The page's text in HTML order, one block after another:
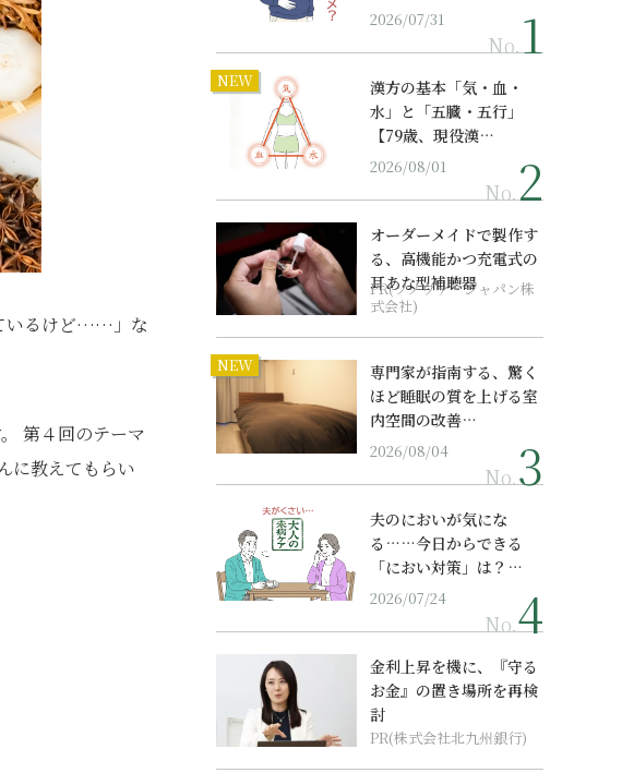
いるけど……」な
第４回のテーマ
に教えてもらい
2026/07/31
No.
NEW
漢方の基本「気・血・
水」と「五臓・五行」
【79歳、現役漢…
2026/08/01
No.
オーダーメイドで製作す
る、高機能かつ充電式の
耳あな型補聴器
PR(ソノヴァ・ジャパン株
式会社)
NEW
専門家が指南する、驚く
ほど睡眠の質を上げる室
内空間の改善…
2026/08/04
No.
夫のにおいが気にな
る……今日からできる
「におい対策」は？…
2026/07/24
No.
金利上昇を機に、『守る
お金』の置き場所を再検
討
PR(株式会社北九州銀行)